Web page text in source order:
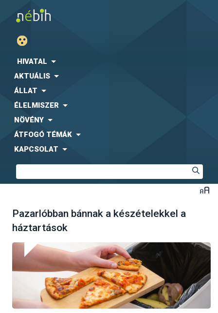
HIVATAL
AKTUÁLIS
ÁLLAT
ÉLELMISZER
NÖVÉNY
ÁTFOGÓ TÉMÁK
KAPCSOLAT
Pazarlóbban bánnak a készételekkel a
háztartások